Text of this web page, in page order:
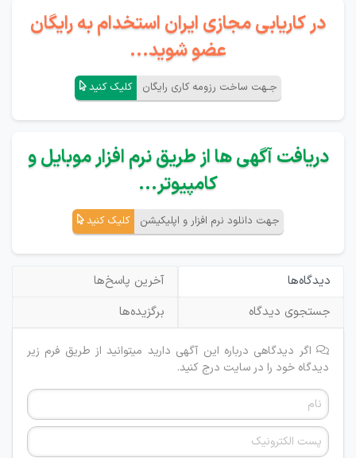
در کاریابی مجازی ایران استخدام به رایگان
عضو شوید...
جـهت ساخت رزومه کاری رایگان کلیک کنید
دریافت آگهی ها از طریق نرم افزار موبایل و
کامپیوتر...
جهت دانلود نرم افزار و اپلیکیشن کلیک کنید
دیدگاه‌ها
آخرین پاسخ‌ها
جستجوی دیدگاه
برگزیده‌ها
اگر دیدگاهی درباره این آگهی دارید میتوانید از طریق فرم زیر
دیدگاه خود را در سایت درج کنید.